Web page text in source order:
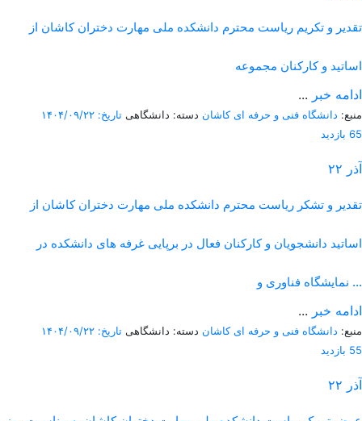
تقدیر و تکریم ریاست محترم دانشکده ملی مهارت دختران کاشان از
اساتید و کارکنان مجموعه
... ادامه خبر
منبع: دانشگاه فنی و حرفه ای کاشان دسته: دانشگاهی تاریخ: ۱۴۰۴/۰۹/۲۲
65 بازدید
۲۲ آذر
تقدیر و تشکر ریاست محترم دانشکده ملی مهارت دختران کاشان از
اساتید دانشجویان و کارکنان فعال در برپایی غرفه های دانشکده در
نمایشگاه فناوری و ...
... ادامه خبر
منبع: دانشگاه فنی و حرفه ای کاشان دسته: دانشگاهی تاریخ: ۱۴۰۴/۰۹/۲۲
55 بازدید
۲۲ آذر